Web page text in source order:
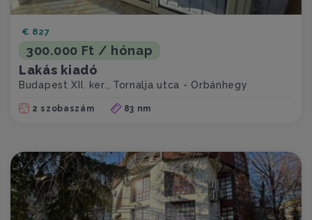
300.000 Ft / hónap
€ 827
Lakás kiadó
Budapest XII. ker., Tornalja utca - Orbánhegy
2 szobaszám 83 nm